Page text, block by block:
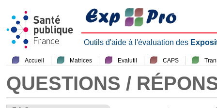
Outils d'aide à l'évaluation des
Accueil Matrices Evalutil CAPS
QUESTIONS /